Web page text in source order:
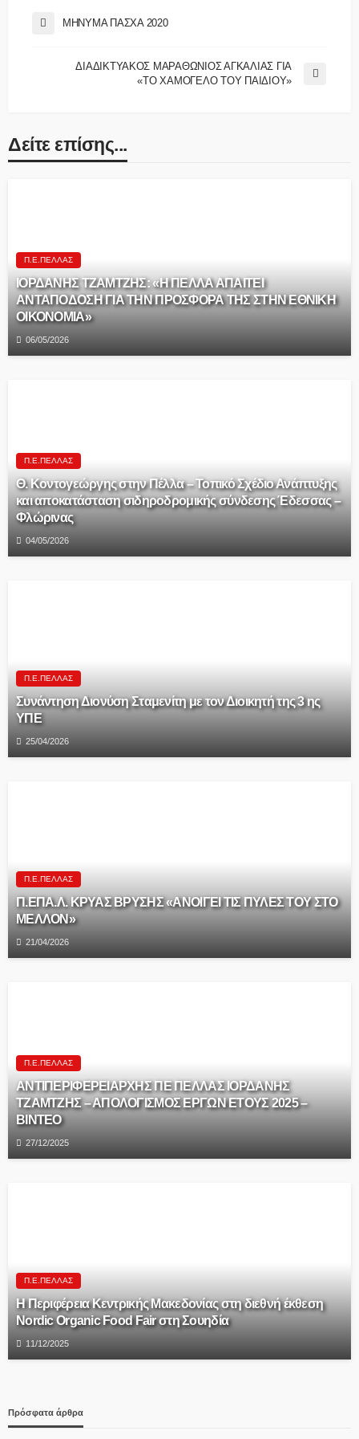
ΜΗΝΥΜΑ ΠΑΣΧΑ 2020
ΔΙΑΔΙΚΤΥΑΚΟΣ ΜΑΡΑΘΩΝΙΟΣ ΑΓΚΑΛΙΑΣ ΓΙΑ
«ΤΟ ΧΑΜΟΓΕΛΟ ΤΟΥ ΠΑΙΔΙΟΥ»
Δείτε επίσης...
Π.Ε.ΠΈΛΛΑΣ
ΙΟΡΔΑΝΗΣ ΤΖΑΜΤΖΗΣ: «Η ΠΕΛΛΑ ΑΠΑΙΤΕΙ
ΑΝΤΑΠΟΔΟΣΗ ΓΙΑ ΤΗΝ ΠΡΟΣΦΟΡΑ ΤΗΣ ΣΤΗΝ ΕΘΝΙΚΗ
ΟΙΚΟΝΟΜΙΑ»
06/05/2026
Π.Ε.ΠΈΛΛΑΣ
Θ. Κοντογεώργης στην Πέλλα – Τοπικό Σχέδιο Ανάπτυξης
και αποκατάσταση σιδηροδρομικής σύνδεσης Έδεσσας –
Φλώρινας
04/05/2026
Π.Ε.ΠΈΛΛΑΣ
Συνάντηση Διονύση Σταμενίτη με τον Διοικητή της 3 ης
ΥΠΕ
25/04/2026
Π.Ε.ΠΈΛΛΑΣ
Π.ΕΠΑ.Λ. ΚΡΥΑΣ ΒΡΥΣΗΣ «ΑΝΟΙΓΕΙ ΤΙΣ ΠΥΛΕΣ ΤΟΥ ΣΤΟ
ΜΕΛΛΟΝ»
21/04/2026
Π.Ε.ΠΈΛΛΑΣ
ΑΝΤΙΠΕΡΙΦΕΡΕΙΑΡΧΗΣ ΠΕ ΠΕΛΛΑΣ ΙΟΡΔΑΝΗΣ
ΤΖΑΜΤΖΗΣ – ΑΠΟΛΟΓΙΣΜΟΣ ΕΡΓΩΝ ΕΤΟΥΣ 2025 –
ΒΙΝΤΕΟ
27/12/2025
Π.Ε.ΠΈΛΛΑΣ
Η Περιφέρεια Κεντρικής Μακεδονίας στη διεθνή έκθεση
Nordic Organic Food Fair στη Σουηδία
11/12/2025
Πρόσφατα άρθρα